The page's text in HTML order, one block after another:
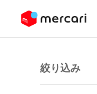
ツにスキップ
絞り込み